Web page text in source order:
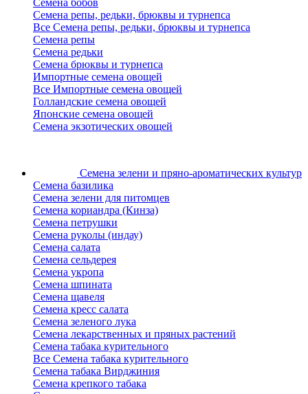
Семена бобов
Семена репы, редьки, брюквы и турнепса
Все Семена репы, редьки, брюквы и турнепса
Семена репы
Семена редьки
Семена брюквы и турнепса
Импортные семена овощей
Все Импортные семена овощей
Голландские семена овощей
Японские семена овощей
Семена экзотических овощей
Семена зелени и пряно-ароматических культур
Семена базилика
Семена зелени для питомцев
Семена кориандра (Кинза)
Семена петрушки
Семена руколы (индау)
Семена салата
Семена сельдерея
Семена укропа
Семена шпината
Семена щавеля
Семена кресс салата
Семена зеленого лука
Семена лекарственных и пряных растений
Семена табака курительного
Все Семена табака курительного
Семена табака Вирджиния
Семена крепкого табака